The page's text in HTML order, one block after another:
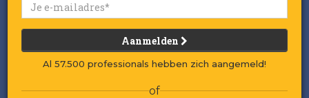
Aanmelden
Al 57.500 professionals hebben zich aangemeld!
of